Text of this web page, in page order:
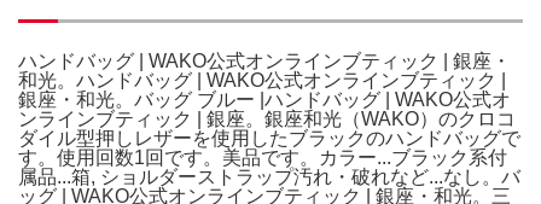
ハンドバッグ | WAKO公式オンラインブティック | 銀座・
和光。ハンドバッグ | WAKO公式オンラインブティック |
銀座・和光。バッグ ブルー |ハンドバッグ | WAKO公式オ
ンラインブティック | 銀座。銀座和光（WAKO）のクロコ
ダイル型押しレザーを使用したブラックのハンドバッグで
す。使用回数1回です。美品です。カラー...ブラック系付
属品...箱, ショルダーストラップ汚れ・破れなど...なし。バ
ッグ | WAKO公式オンラインブティック | 銀座・和光。三